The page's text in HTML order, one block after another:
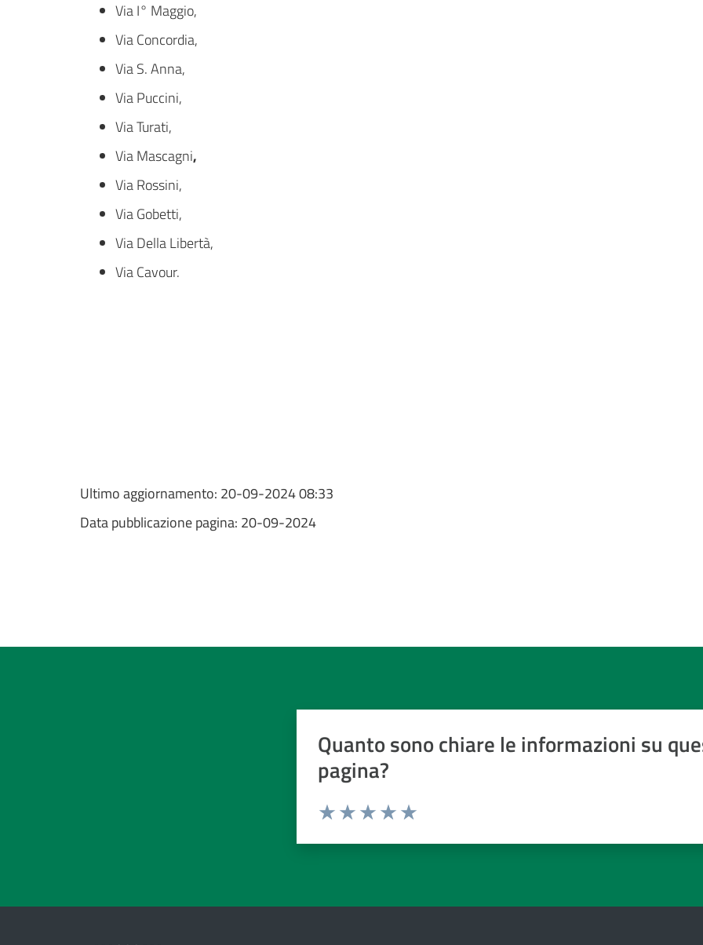
Via I° Maggio,
Via Concordia,
Via S. Anna,
Via Puccini,
Via Turati,
Via Mascagni,
Via Rossini,
Via Gobetti,
Via Della Libertà,
Via Cavour.
Ultimo aggiornamento: 20-09-2024 08:33
Data pubblicazione pagina: 20-09-2024
Quanto sono chiare le informazioni su
pagina?
Valuta da 1 a 5 stelle